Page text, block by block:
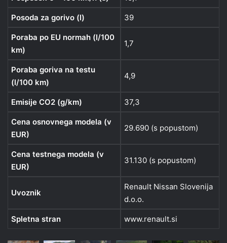
Posoda za gorivo (l) 39
Poraba po EU normah (l/100
km)
1,7
Poraba goriva na testu
(l/100 km)
4,9
Emisije CO2 (g/km) 37,3
Cena osnovnega modela (v
EUR)
29.690 (s popustom)
Cena testnega modela (v
EUR)
31.130 (s popustom)
Uvoznik
Renault Nissan Slovenija
d.o.o.
Spletna stran www.renault.si